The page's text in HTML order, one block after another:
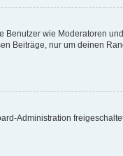
wie Moderatoren
Beiträge, nur um deinen
Administration